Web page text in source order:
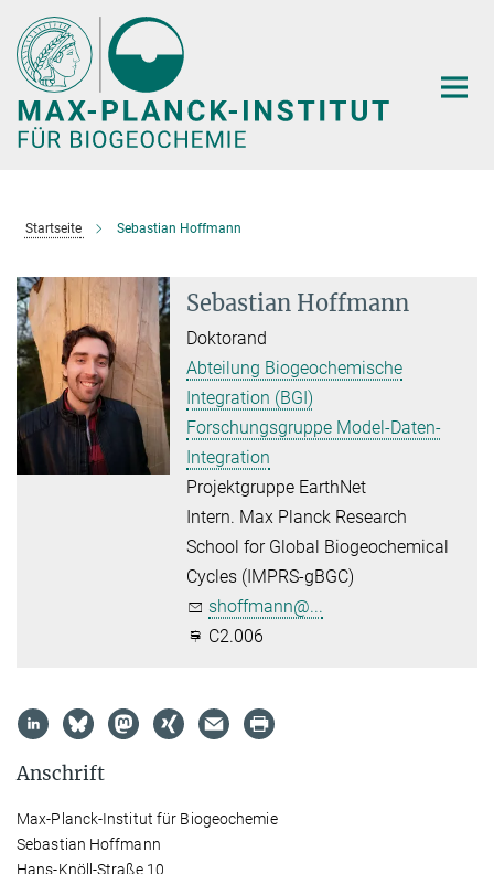
Hauptinhalt
Startseite Sebastian Hoffmann
Sebastian Hoffmann
Doktorand
Abteilung Biogeochemische
Integration (BGI)
Forschungsgruppe Model-Daten-
Integration
Projektgruppe EarthNet
Intern. Max Planck Research
School for Global Biogeochemical
Cycles (IMPRS-gBGC)
shoffmann@...
C2.006
Anschrift
Max-Planck-Institut für Biogeochemie
Sebastian Hoffmann
Hans-Knöll-Straße 10